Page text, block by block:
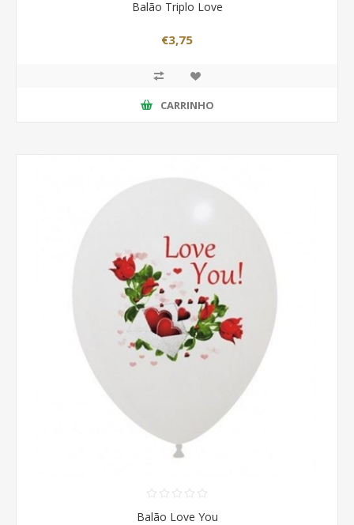
Balão Triplo Love
€3,75
CARRINHO
Balão Love You